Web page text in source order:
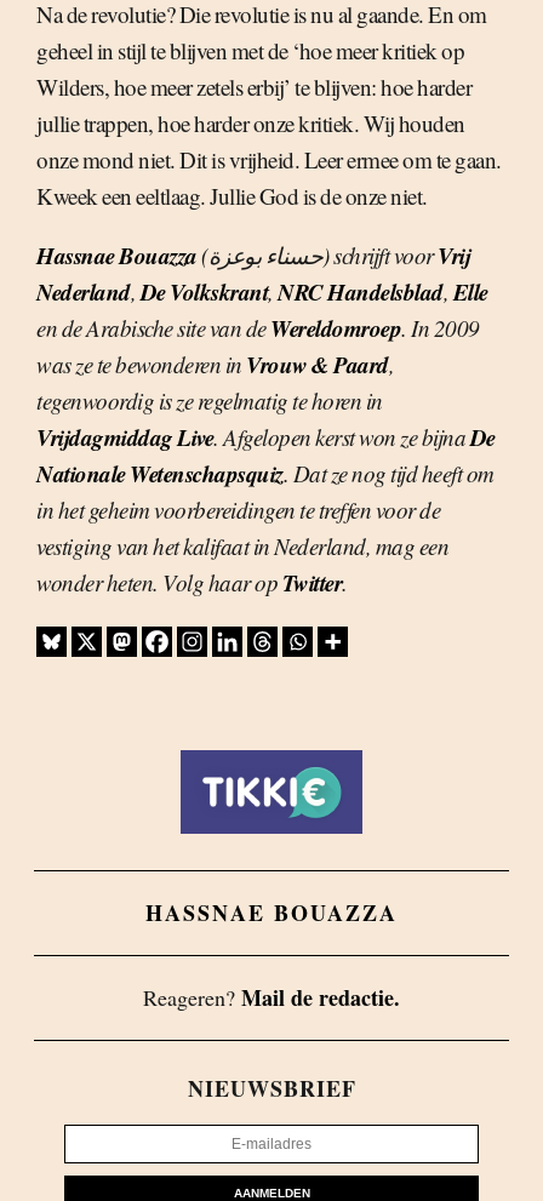
Na de revolutie? Die revolutie is nu al gaande. En om
geheel in stijl te blijven met de ‘hoe meer kritiek op
Wilders, hoe meer zetels erbij’ te blijven: hoe harder
jullie trappen, hoe harder onze kritiek. Wij houden
onze mond niet. Dit is vrijheid. Leer ermee om te gaan.
Kweek een eeltlaag. Jullie God is de onze niet.
Hassnae Bouazza (حسناء بوعزة) schrijft voorVrij
Nederland,De Volkskrant,NRC Handelsblad,Elle
en de Arabische site van deWereldomroep. In 2009
was ze te bewonderen in Vrouw & Paard,
tegenwoordig is ze regelmatig te horen in
Vrijdagmiddag Live. Afgelopen kerst won ze bijnaDe
Nationale Wetenschapsquiz. Dat ze nog tijd heeft om
in het geheim voorbereidingen te treffen voor de
vestiging van het kalifaat in Nederland, mag een
wonder heten. Volg haar op Twitter.
HASSNAE BOUAZZA
Reageren? Mail de redactie.
NIEUWSBRIEF
AANMELDEN